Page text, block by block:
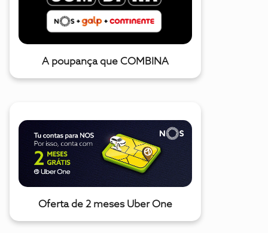
A poupança que COMBINA
Oferta de 2 meses Uber One